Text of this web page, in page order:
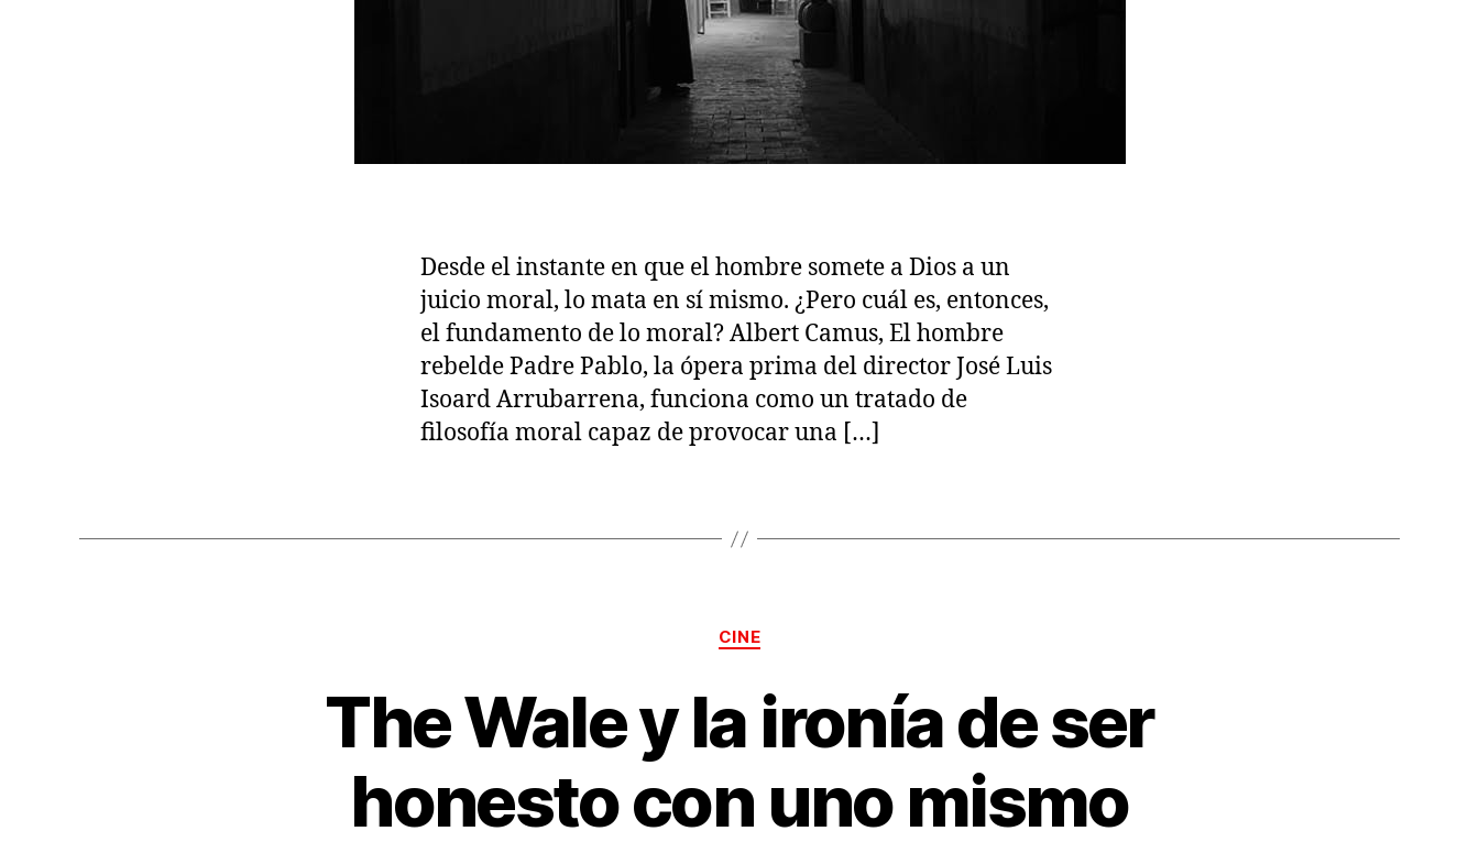
Desde el instante en que el hombre somete a Dios a un
juicio moral, lo mata en sí mismo. ¿Pero cuál es, entonces,
el fundamento de lo moral? Albert Camus, El hombre
rebelde Padre Pablo, la ópera prima del director José Luis
Isoard Arrubarrena, funciona como un tratado de
filosofía moral capaz de provocar una […]
Categorías
CINE
The Wale y la ironía de ser
honesto con uno mismo